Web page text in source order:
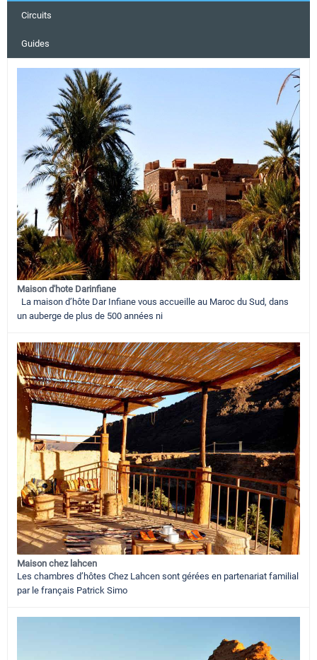
Circuits
Guides
Maison d'hote Darinfiane
La maison d’hôte Dar Infiane vous accueille au Maroc du Sud, dans
un auberge de plus de 500 années ni
Maison chez lahcen
Les chambres d’hôtes Chez Lahcen sont gérées en partenariat familial
par le français Patrick Simo